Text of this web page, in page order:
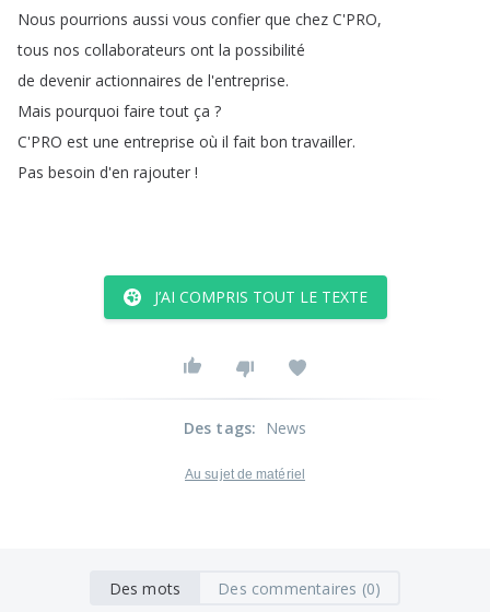
Nous pourrions aussi vous confier que chez C'PRO,
tous nos collaborateurs ont la possibilité
de devenir actionnaires de l'entreprise.
Mais pourquoi faire tout ça ?
C'PRO est une entreprise où il fait bon travailler.
Pas besoin d'en rajouter !
J’AI COMPRIS TOUT LE TEXTE
Des tags: News
Au sujet de matériel
Des mots Des commentaires (0)